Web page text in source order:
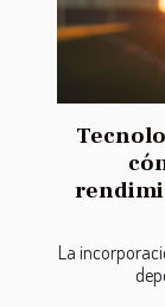
La